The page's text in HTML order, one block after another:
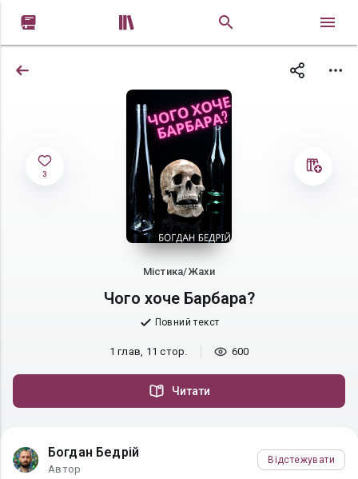
 
3
Містика/Жахи
Чого хоче Барбара?
Повний текст
1 глав, 11 стор. 600
Читати
Богдан Бедрій
Автор
Відстежувати